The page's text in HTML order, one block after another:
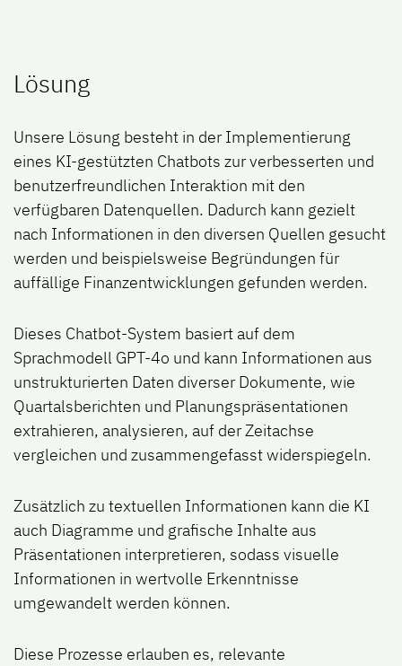
Lösung
Unsere Lösung besteht in der Implementierung
eines KI-gestützten Chatbots zur verbesserten und
benutzerfreundlichen Interaktion mit den
verfügbaren Datenquellen. Dadurch kann gezielt
nach Informationen in den diversen Quellen gesucht
werden und beispielsweise Begründungen für
auffällige Finanzentwicklungen gefunden werden.
Dieses Chatbot-System basiert auf dem
Sprachmodell GPT-4o und kann Informationen aus
unstrukturierten Daten diverser Dokumente, wie
Quartalsberichten und Planungspräsentationen
extrahieren, analysieren, auf der Zeitachse
vergleichen und zusammengefasst widerspiegeln.
Zusätzlich zu textuellen Informationen kann die KI
auch Diagramme und grafische Inhalte aus
Präsentationen interpretieren, sodass visuelle
Informationen in wertvolle Erkenntnisse
umgewandelt werden können.
Diese Prozesse erlauben es, relevante